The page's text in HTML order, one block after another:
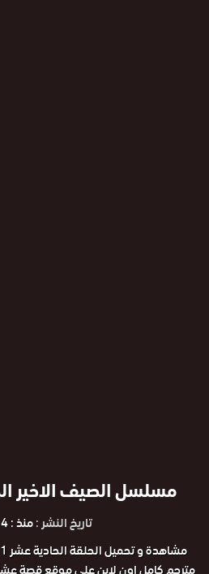
مسلسل الصيف الاخير الحلقة
تاريخ النشر :منذ : 4 سنوات